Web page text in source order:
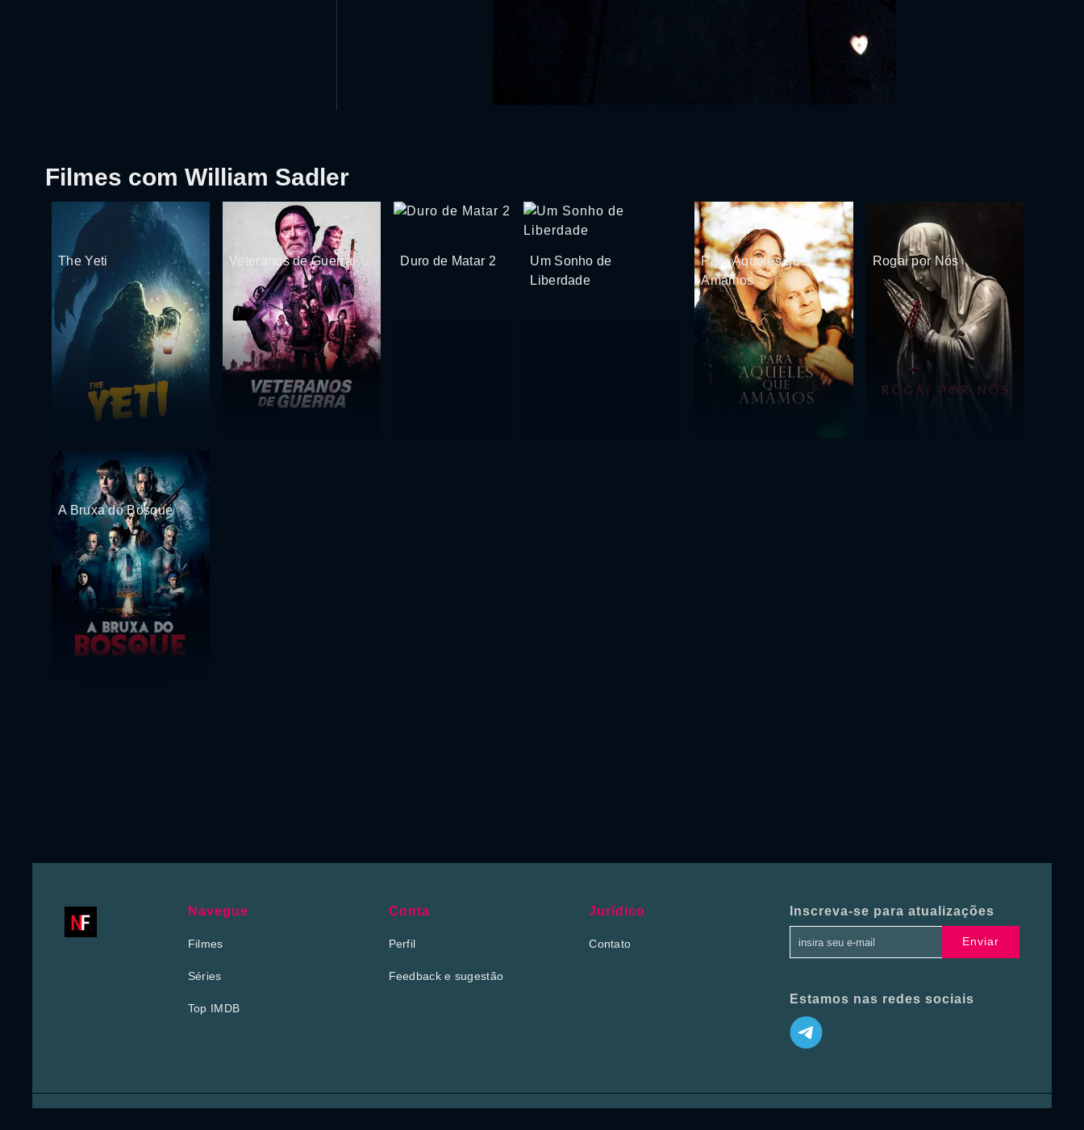
Filmes com William Sadler
The Yeti Veteranos de Guerra Duro de Matar 2
Um Sonho de
Liberdade
Para Aqueles que
Amamos
Rogai por Nós
A Bruxa do Bosque
Navegue
Filmes
Séries
Top IMDB
Conta
Perfil
Feedback e sugestão
Jurídico
Contato
Inscreva-se para atualizações
Enviar
Estamos nas redes sociais